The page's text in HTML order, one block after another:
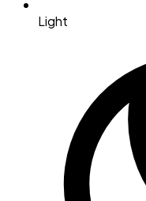
Light